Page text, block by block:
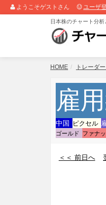
ようこそゲストさん ユーザ
日本株のチャート分析
HOME トレーダ
雇
中国 ピクセル
ゴールド ファナ
＜＜ 前日へ